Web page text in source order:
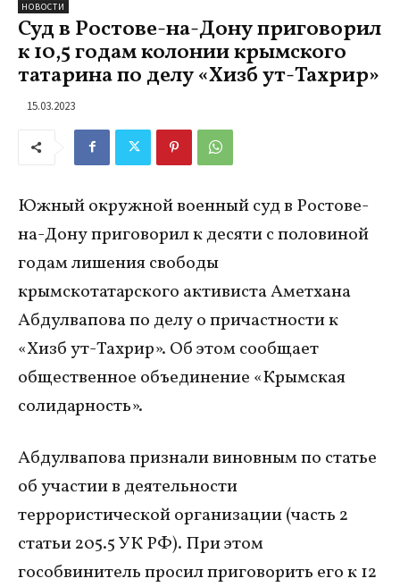
НОВОСТИ
Суд в Ростове-на-Дону приговорил
к 10,5 годам колонии крымского
татарина по делу «Хизб ут-Тахрир»
15.03.2023
Южный окружной военный суд в Ростове-
на-Дону приговорил к десяти с половиной
годам лишения свободы
крымскотатарского активиста Аметхана
Абдулвапова по делу о причастности к
«Хизб ут-Тахрир». Об этом сообщает
общественное объединение «Крымская
солидарность».
Абдулвапова признали виновным по статье
об участии в деятельности
террористической организации (часть 2
статьи 205.5 УК РФ). При этом
гособвинитель просил приговорить его к 12